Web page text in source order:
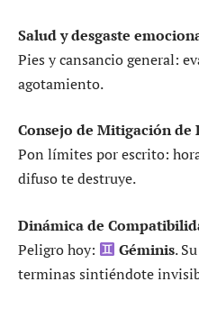
Salud y desgaste
Pies y cansancio general:
agotamiento.
Consejo de Mitigación de
Pon límites por escrito:
difuso te destruye.
Dinámica de
Peligro hoy:
Géminis.
terminas sintiéndote